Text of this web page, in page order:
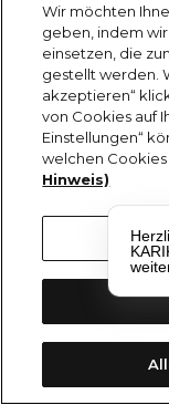
Wir möchten
geben, indem
einsetzen, die
gestellt werden.
akzeptieren“
von Cookies auf
Einstellungen“
welchen
Hinweis)